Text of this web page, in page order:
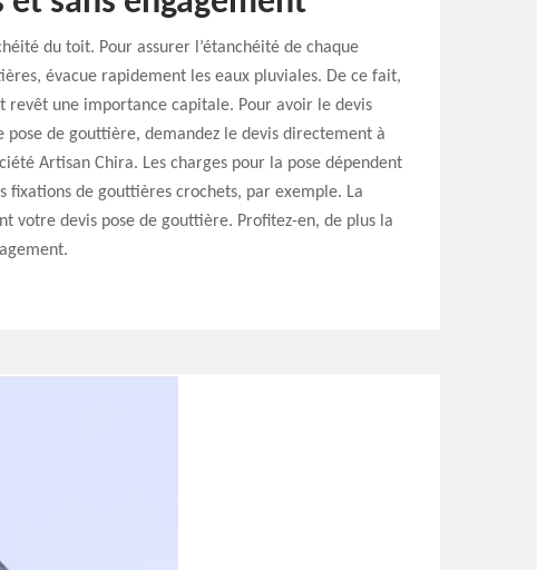
du toit. Pour assurer l’étanchéité de chaque
évacue rapidement les eaux pluviales. De ce fait,
revêt une importance capitale. Pour avoir le devis
de gouttière, demandez le devis directement à
Artisan Chira. Les charges pour la pose dépendent
fixations de gouttières crochets, par exemple. La
votre devis pose de gouttière. Profitez-en, de plus la